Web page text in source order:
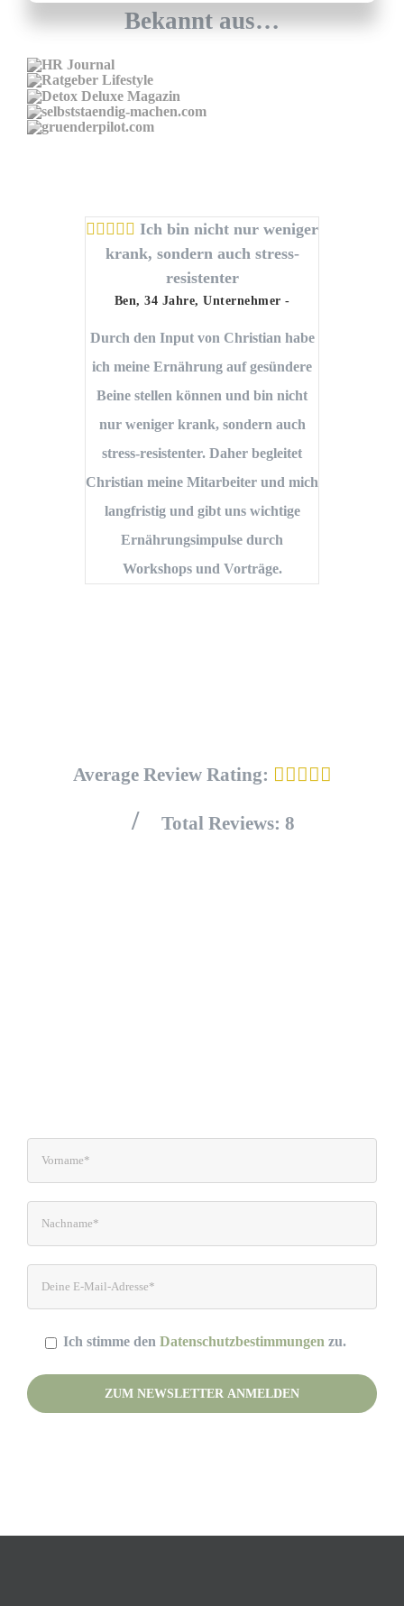
Bekannt aus…
Ich bin nicht nur weniger
krank, sondern auch stress-
resistenter
Ben, 34 Jahre, Unternehmer -
Durch den Input von Christian habe
ich meine Ernährung auf gesündere
Beine stellen können und bin nicht
nur weniger krank, sondern auch
stress-resistenter. Daher begleitet
Christian meine Mitarbeiter und mich
langfristig und gibt uns wichtige
Ernährungsimpulse durch
Workshops und Vorträge.
Average Review Rating:
/ Total Reviews: 8
Ich stimme den Datenschutzbestimmungen zu.
Please leave this field empty.